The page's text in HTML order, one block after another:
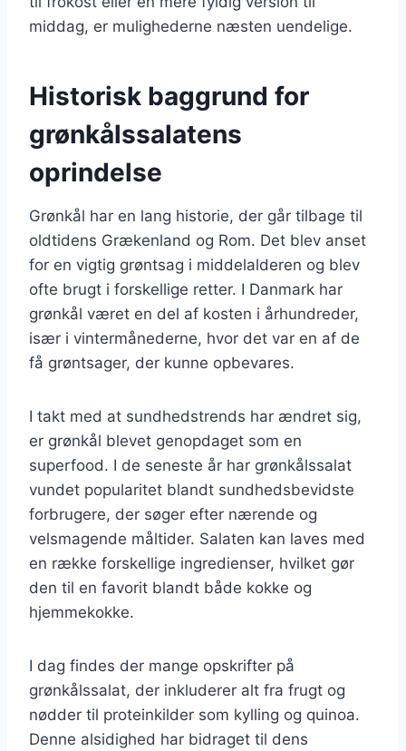
middag, er mulighederne næsten uendelige.
Historisk baggrund for
grønkålssalatens
oprindelse
Grønkål har en lang historie, der går tilbage til
oldtidens Grækenland og Rom. Det blev anset
for en vigtig grøntsag i middelalderen og blev
ofte brugt i forskellige retter. I Danmark har
grønkål været en del af kosten i århundreder,
især i vintermånederne, hvor det var en af de
få grøntsager, der kunne opbevares.
I takt med at sundhedstrends har ændret sig,
er grønkål blevet genopdaget som en
superfood. I de seneste år har grønkålssalat
vundet popularitet blandt sundhedsbevidste
forbrugere, der søger efter nærende og
velsmagende måltider. Salaten kan laves med
en række forskellige ingredienser, hvilket gør
den til en favorit blandt både kokke og
hjemmekokke.
I dag findes der mange opskrifter på
grønkålssalat, der inkluderer alt fra frugt og
nødder til proteinkilder som kylling og quinoa.
Denne alsidighed har bidraget til dens